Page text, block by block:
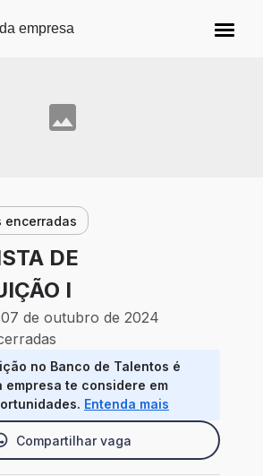
principal
empresa
encerradas
DE
I
de outubro de 2024
no Banco de Talentos é
empresa te considere em
Entenda mais
Compartilhar vaga